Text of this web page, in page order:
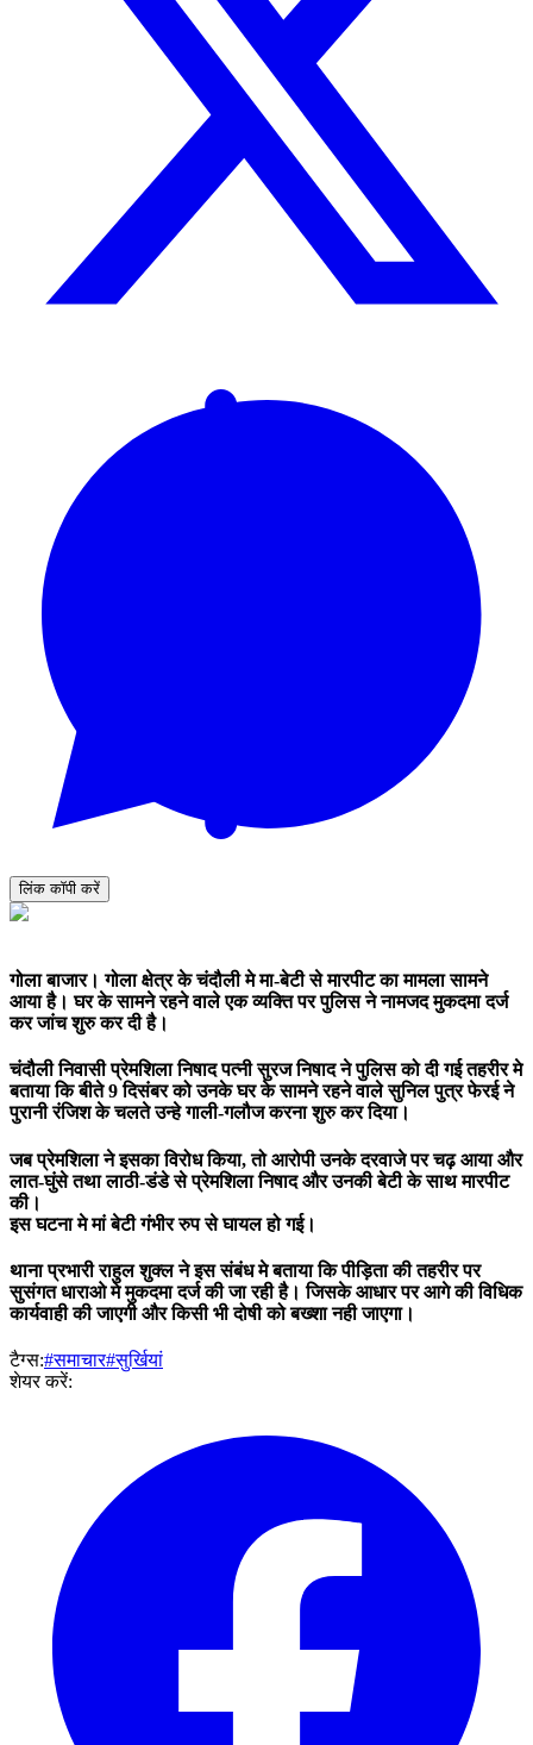
लिंक कॉपी करें
गोला बाजार। गोला क्षेत्र के चंदौली मे मा-बेटी से मारपीट का मामला सामने
आया है। घर के सामने रहने वाले एक व्यक्ति पर पुलिस ने नामजद मुकदमा दर्ज
कर जांच शुरु कर दी है।
चंदौली निवासी प्रेमशिला निषाद पत्नी सुरज निषाद ने पुलिस को दी गई तहरीर मे
बताया कि बीते 9 दिसंबर को उनके घर के सामने रहने वाले सुनिल पुत्र फेरई ने
पुरानी रंजिश के चलते उन्हे गाली-गलौज करना शुरु कर दिया।
जब प्रेमशिला ने इसका विरोध किया, तो आरोपी उनके दरवाजे पर चढ़ आया और
लात-घुंसे तथा लाठी-डंडे से प्रेमशिला निषाद और उनकी बेटी के साथ मारपीट
की।
इस घटना मे मां बेटी गंभीर रुप से घायल हो गई।
थाना प्रभारी राहुल शुक्ल ने इस संबंध मे बताया कि पीड़िता की तहरीर पर
सुसंगत धाराओ मे मुकदमा दर्ज की जा रही है। जिसके आधार पर आगे की विधिक
कार्यवाही की जाएगी और किसी भी दोषी को बख्शा नही जाएगा।
टैग्स:#समाचार#सुर्खियां
शेयर करें: